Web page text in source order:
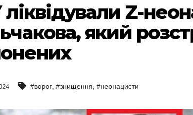
Z-
який
#ворог, #знищення, #неонацисти